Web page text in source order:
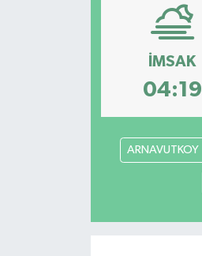
İMSAK
04:19
ARNAVUTKOY